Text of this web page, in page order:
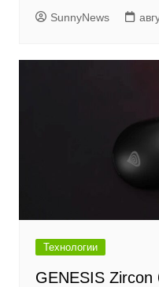
SunnyNews
Технологии
GENESIS Zircon